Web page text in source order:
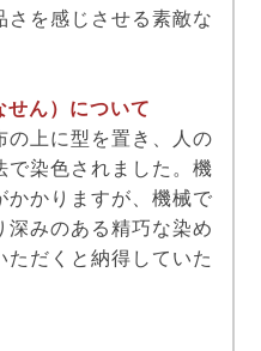
さを感じさせる素敵な
せん）について
の上に型を置き、人の
で染色されました。機
かかりますが、機械で
深みのある精巧な染め
ただくと納得していた